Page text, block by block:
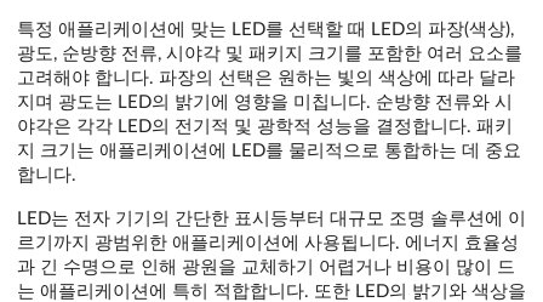
특정 애플리케이션에 맞는 LED를 선택할 때 LED의 파장(색상),
광도, 순방향 전류, 시야각 및 패키지 크기를 포함한 여러 요소를
고려해야 합니다. 파장의 선택은 원하는 빛의 색상에 따라 달라
지며 광도는 LED의 밝기에 영향을 미칩니다. 순방향 전류와 시
야각은 각각 LED의 전기적 및 광학적 성능을 결정합니다. 패키
지 크기는 애플리케이션에 LED를 물리적으로 통합하는 데 중요
합니다.
LED는 전자 기기의 간단한 표시등부터 대규모 조명 솔루션에 이
르기까지 광범위한 애플리케이션에 사용됩니다. 에너지 효율성
과 긴 수명으로 인해 광원을 교체하기 어렵거나 비용이 많이 드
는 애플리케이션에 특히 적합합니다. 또한 LED의 밝기와 색상을